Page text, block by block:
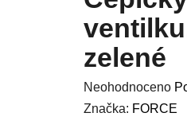
zelené
Průměrné
hodnocení
Neohodnoceno
Značka: FORCE